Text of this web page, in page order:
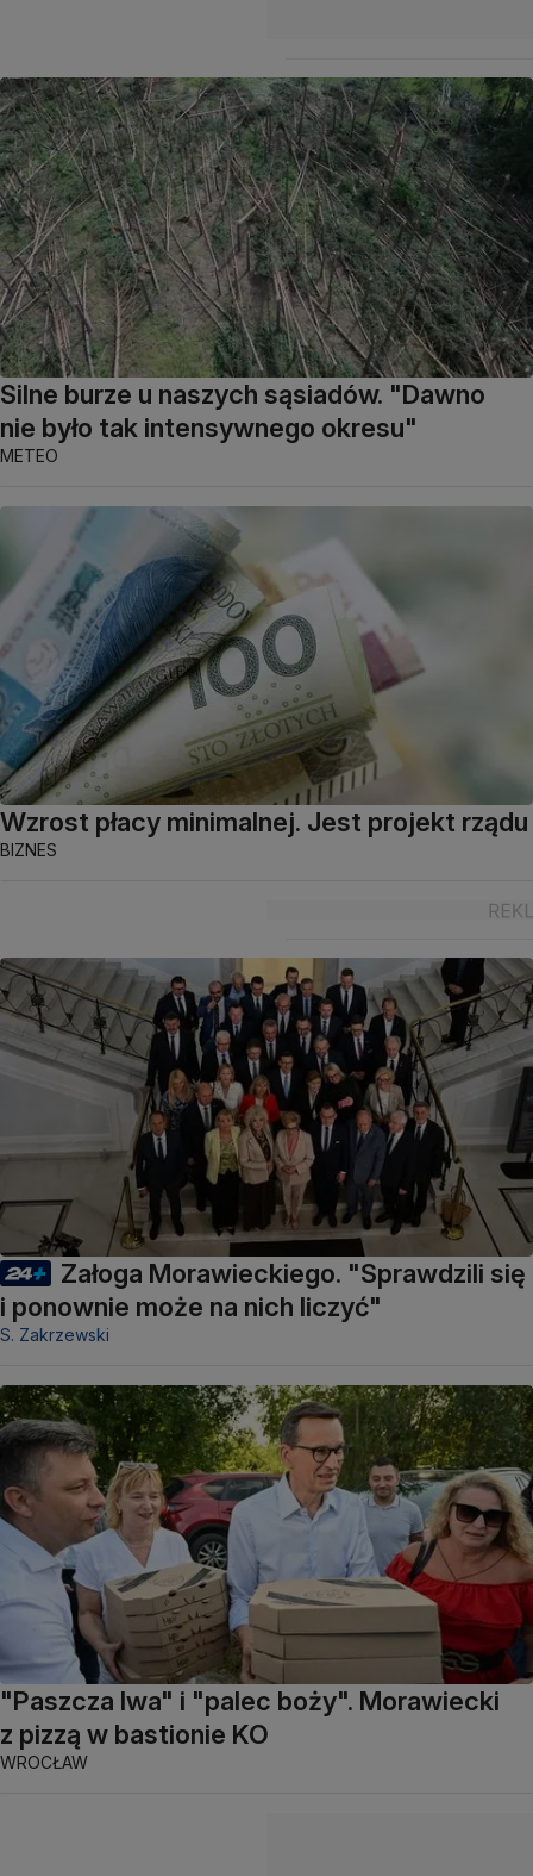
Silne burze u naszych sąsiadów. "Dawno
nie było tak intensywnego okresu"
METEO
Wzrost płacy minimalnej. Jest projekt rządu
BIZNES
Załoga Morawieckiego. "Sprawdzili się
i ponownie może na nich liczyć"
S. Zakrzewski
"Paszcza lwa" i "palec boży". Morawiecki
z pizzą w bastionie KO
WROCŁAW